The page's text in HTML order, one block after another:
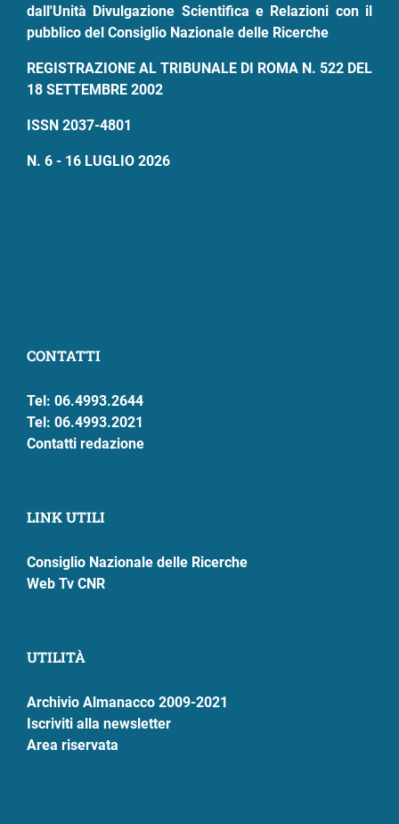
dall'Unità Divulgazione Scientifica e Relazioni con il
pubblico del Consiglio Nazionale delle Ricerche
REGISTRAZIONE AL TRIBUNALE DI ROMA N. 522 DEL
18 SETTEMBRE 2002
ISSN 2037-4801
N. 6 - 16 LUGLIO 2026
CONTATTI
Tel: 06.4993.2644
Tel: 06.4993.2021
Contatti redazione
LINK UTILI
Consiglio Nazionale delle Ricerche
Web Tv CNR
UTILITÀ
Archivio Almanacco 2009-2021
Iscriviti alla newsletter
Area riservata